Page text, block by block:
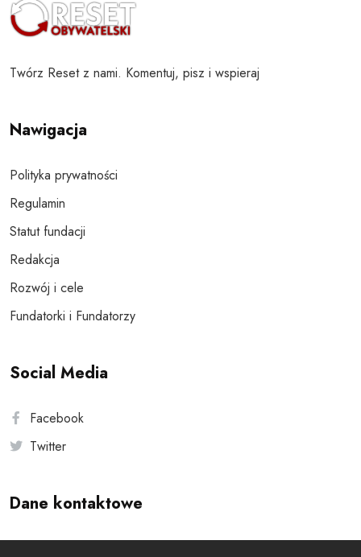
Twórz Reset z nami. Komentuj, pisz i wspieraj
Nawigacja
Polityka prywatności
Regulamin
Statut fundacji
Redakcja
Rozwój i cele
Fundatorki i Fundatorzy
Social Media
Facebook
Twitter
Dane kontaktowe